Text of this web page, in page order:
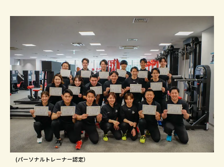
(パーソナルトレーナー認定）